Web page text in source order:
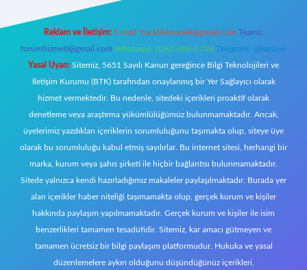
Reklam ve İletişim: E-mail: backlinkpaneli@gmail.com Teams:
forumhizmeti@gmail.com Whatsapp: 0262 606 0 726 Telegram: @karabul
Yasal Uyarı: Sitemiz, 5651 Sayılı Kanun gereğince Bilgi Teknolojileri ve
İletişim Kurumu (BTK) tarafından onaylanmış bir Yer Sağlayıcı olarak
hizmet vermektedir. Bu nedenle, sitedeki içerikleri proaktif olarak
denetleme veya araştırma yükümlülüğümüz bulunmamaktadır. Ancak,
üyelerimiz yazdıkları içeriklerin sorumluluğunu taşımakta olup, siteye üye
olarak bu sorumluluğu kabul etmiş sayılırlar. Bu internet sitesi, herhangi bir
marka, kurum veya şahıs şirketi ile hiçbir bağlantısı bulunmamaktadır.
Sitede yalnızca kendi hazırladığımız makaleler paylaşılmaktadır. Burada yer
alan içerikler haber niteliği taşımamakta olup, gerçek kurum ve kişiler
hakkında paylaşım yapılmamaktadır. Gerçek kurum ve kişiler ile isim
benzerlikleri tamamen tesadüfidir. Sitemiz, kar amacı gütmeyen ve
tamamen ücretsiz bir bilgi paylaşım platformudur. Hukuka ve yasal
düzenlemelere aykırı olduğunu düşündüğünüz içerikleri,